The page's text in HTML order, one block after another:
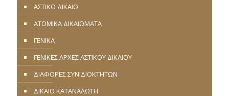
ΑΣΤΙΚΟ ΔΙΚΑΙΟ
ΑΤΟΜΙΚΑ ΔΙΚΑΙΩΜΑΤΑ
ΓΕΝΙΚΑ
ΓΕΝΙΚΕΣ ΑΡΧΕΣ ΑΣΤΙΚΟΥ ΔΙΚΑΙΟΥ
ΔΙΑΦΟΡΕΣ ΣΥΝΙΔΙΟΚΤΗΤΩΝ
ΔΙΚΑΙΟ ΚΑΤΑΝΑΛΩΤΗ